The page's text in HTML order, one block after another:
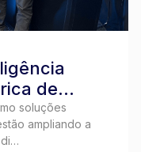
de
ajuda
soluções
ampliando a